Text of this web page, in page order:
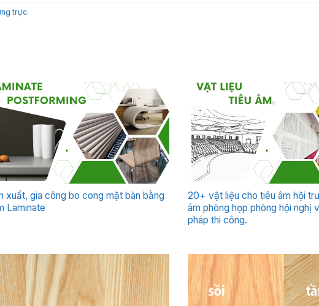
trực.
xuất, gia công bo cong mặt bàn bằng
Laminate
20+ vật liệu cho tiêu âm hội
âm phòng họp phòng hội nghị
pháp thi công.